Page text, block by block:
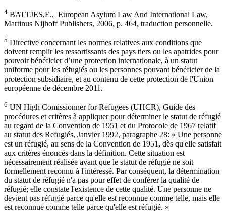
4 BATTJES,E., European Asylum Law And International Law,
Martinus Nijhoff Publishers, 2006, p. 464, traduction personnelle.
5 Directive concernant les normes relatives aux conditions que
doivent remplir les ressortissants des pays tiers ou les apatrides pour
pouvoir bénéficier d’une protection internationale, à un statut
uniforme pour les réfugiés ou les personnes pouvant bénéficier de la
protection subsidiaire, et au contenu de cette protection de l'Union
européenne de décembre 2011.
6 UN High Comissionner for Refugees (UHCR), Guide des
procédures et critères à appliquer pour déterminer le statut de réfugié
au regard de la Convention de 1951 et du Protocole de 1967 relatif
au statut des Refugiés, Janvier 1992, paragraphe 28: « Une personne
est un réfugié, au sens de la Convention de 1951, dès qu'elle satisfait
aux critères énoncés dans la définition. Cette situation est
nécessairement réalisée avant que le statut de réfugié ne soit
formellement reconnu à l'intéressé. Par conséquent, la détermination
du statut de réfugié n'a pas pour effet de conférer la qualité de
réfugié; elle constate l'existence de cette qualité. Une personne ne
devient pas réfugié parce qu'elle est reconnue comme telle, mais elle
est reconnue comme telle parce qu'elle est réfugié. »